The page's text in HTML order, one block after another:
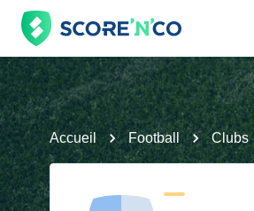
Accueil Football Clubs